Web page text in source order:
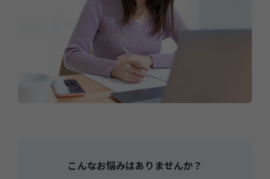
こんなお悩みはありませんか？